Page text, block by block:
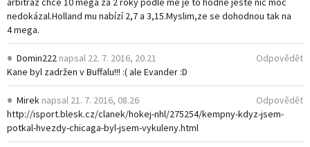
nedokázal.Holland mu nabízí 2,7 a 3,15.Myslim,ze se dohodnou tak na
4 mega.
Domin222 napsal 22. 7. 2016, 20.21
Kane byl zadržen v Buffalu!!! :( ale Evander :D
Odpovědět
Mirek napsal 21. 7. 2016, 08.26
http://isport.blesk.cz/clanek/hokej-nhl/275254/kempny-kdyz-jsem-
potkal-hvezdy-chicaga-byl-jsem-vykuleny.html
Odpovědět